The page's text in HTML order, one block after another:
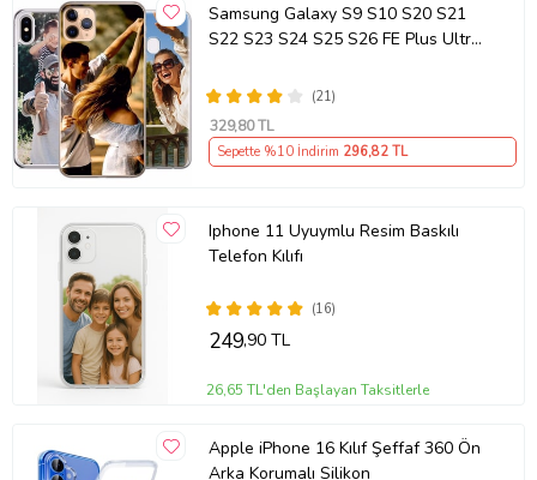
Samsung Galaxy S9 S10 S20 S21
S22 S23 S24 S25 S26 FE Plus Ultra
Silikon
(21)
329,80 TL
Sepette %10 İndirim 296,82 TL
Iphone 11 Uyuymlu Resim Baskılı
Telefon Kılıfı
(16)
249,90 TL
26,65 TL'den Başlayan Taksitlerle
Apple iPhone 16 Kılıf Şeffaf 360 Ön
Arka Korumalı Silikon